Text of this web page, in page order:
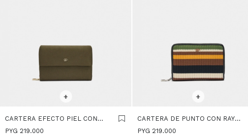
+
CARTERA EFECTO PIEL CON
SOLAPA - CAQUI
PYG 219.000
+
CARTERA DE PUNTO CON RAYAS
S - MULTICOLOR
PYG 219.000